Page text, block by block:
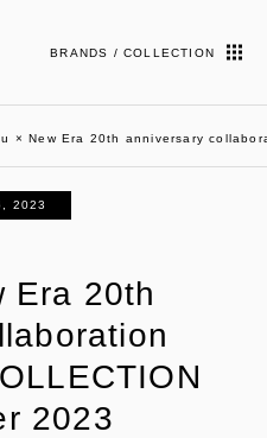
BRANDS / COLLECTION
× New Era 20th anniversary
2023
Era 20th
2023